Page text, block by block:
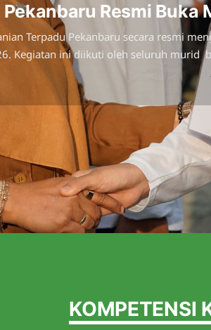
Resmi
Terpadu Pekanbaru secara resmi
Kegiatan ini diikuti oleh seluruh murid
KOMPETENSI